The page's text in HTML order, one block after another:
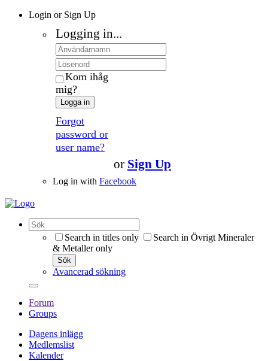
Login or Sign Up
Logging in...
Kom ihåg
mig?
Logga in
Forgot
password or
user name?
or Sign Up
Log in with Facebook
Search in titles only
Search in Övrigt Mineraler
& Metaller only
Sök
Avancerad sökning
Forum
Groups
Dagens inlägg
Medlemslist
Kalender